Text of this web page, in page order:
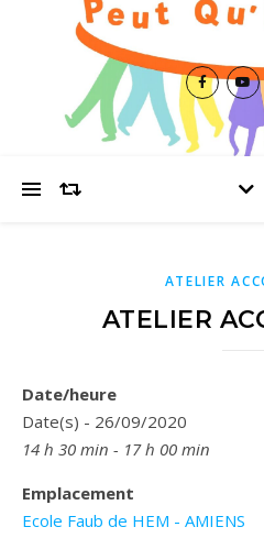
ATELIER
ATELIER
Date/heure
Date(s) - 26/09/2020
14 h 30 min - 17 h 00 min
Emplacement
Ecole Faub de HEM - AMIENS